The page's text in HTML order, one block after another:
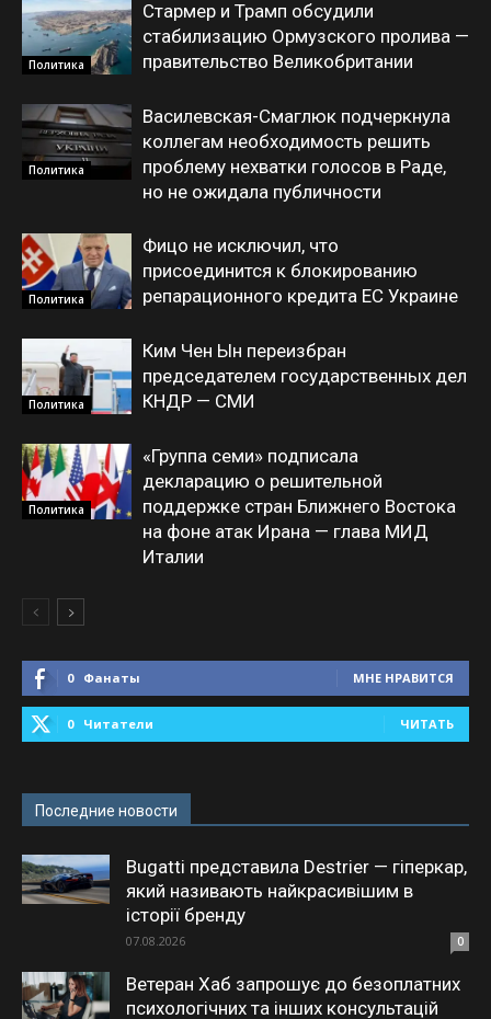
Политика
Стармер и Трамп обсудили
стабилизацию Ормузского пролива —
правительство Великобритании
Политика
Василевская-Смаглюк подчеркнула
коллегам необходимость решить
проблему нехватки голосов в Раде,
но не ожидала публичности
Политика
Фицо не исключил, что
присоединится к блокированию
репарационного кредита ЕС Украине
Политика
Ким Чен Ын переизбран
председателем государственных дел
КНДР — СМИ
Политика
«Группа семи» подписала
декларацию о решительной
поддержке стран Ближнего Востока
на фоне атак Ирана — глава МИД
Италии
0 Фанаты МНЕ НРАВИТСЯ
0 Читатели ЧИТАТЬ
Последние новости
Bugatti представила Destrier — гіперкар,
який називають найкрасивішим в
історії бренду
07.08.2026 0
Ветеран Хаб запрошує до безоплатних
психологічних та інших консультацій